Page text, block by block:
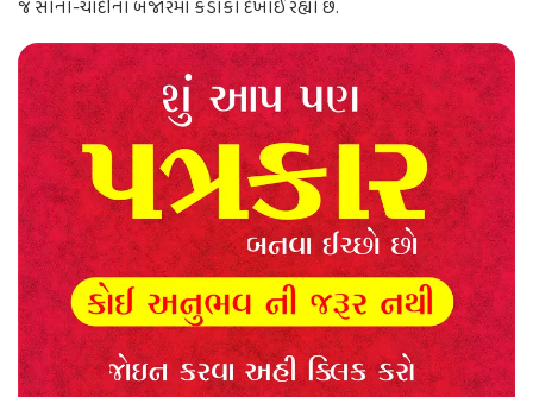
જ સોના-ચાંદીના બજારમાં કડાકો દેખાઈ રહ્યો છે.